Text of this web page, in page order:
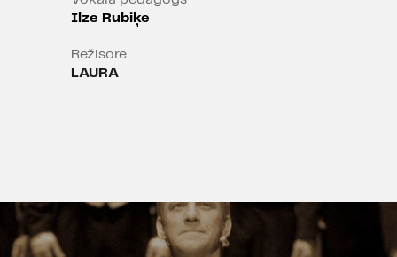
Ilze Rubiķe
Režisore
LAURA